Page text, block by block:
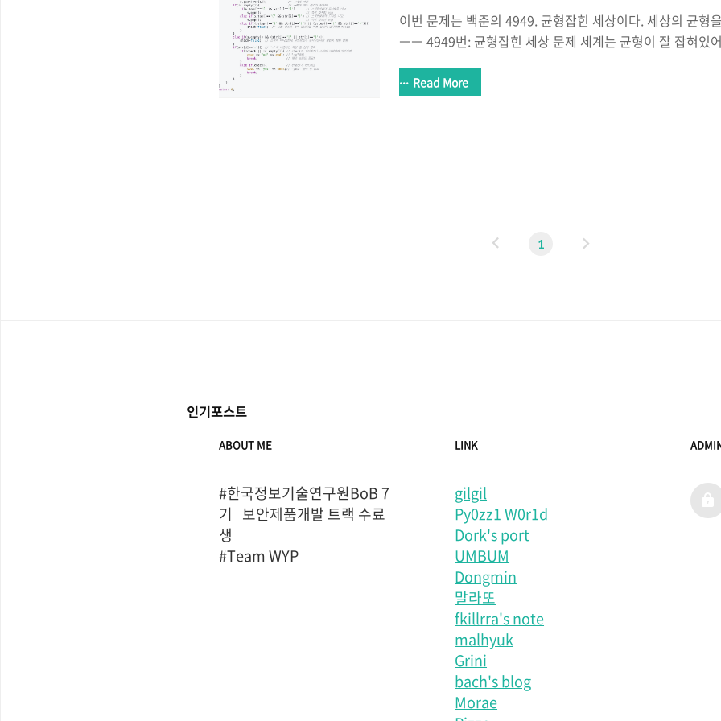
이번 문제는 백준의 4949. 균형잡힌 세상이다. 세상의 균형
ㅡㅡ 4949번: 균형잡힌 세상 문제 세계는 균형이 잘 잡혀있
을 때, 괄호들의 균형이 잘 맞춰져 있는지 판단하는 프로그램
Read More
1
다
인기포스트
ABOUT ME
#한국정보기술연구원BoB 7
기   보안제품개발 트랙 수료
생
#Team WYP
LINK
gilgil
Py0zz1 W0r1d
Dork's port
UMBUM
Dongmin
말라또
fkillrra's note
malhyuk
Grini
bach's blog
Morae